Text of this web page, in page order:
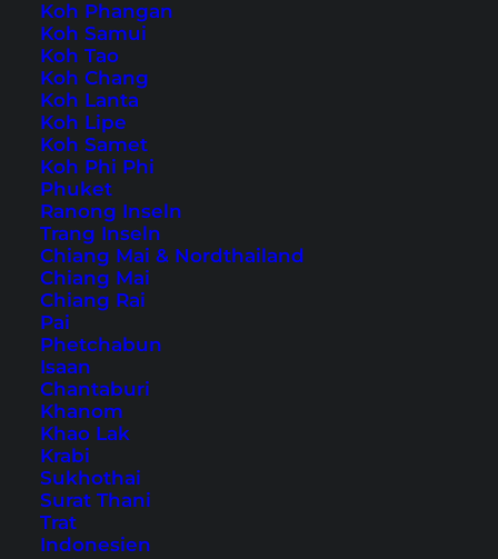
Koh Phangan
Koh Samui
Koh Tao
Koh Chang
Koh Lanta
Koh Lipe
Koh Samet
Koh Phi Phi
Phuket
Ranong Inseln
Trang Inseln
Chiang Mai & Nordthailand
Chiang Mai
Chiang Rai
Pai
Phetchabun
Isaan
Chantaburi
Khanom
Khao Lak
Krabi
Sukhothai
Surat Thani
Trat
Indonesien
moderne Skylines in
Home Asien
Tipps, Reiseberichte und
die schönsten
Sehenswürdigkeiten